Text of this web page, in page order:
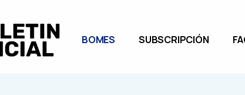
BOMES SUBSCRIPCIÓN